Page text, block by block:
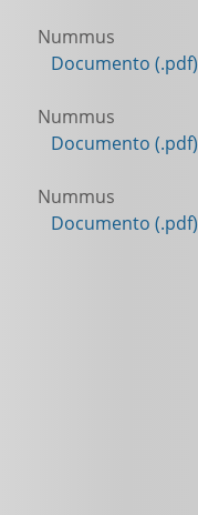
Nummus
Documento (.pdf)
Nummus
Documento (.pdf)
Nummus
Documento (.pdf)